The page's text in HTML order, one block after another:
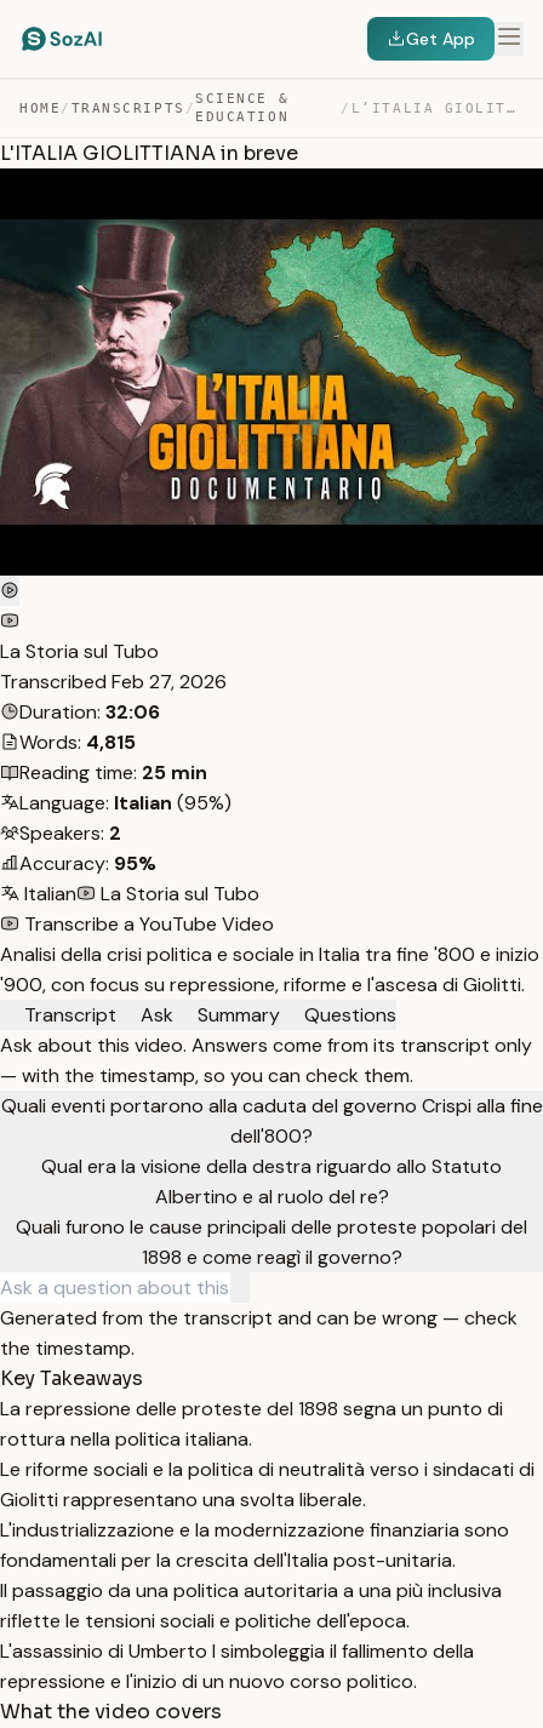
Get App
HOME / TRANSCRIPTS /
SCIENCE &
EDUCATION
/ L’ITALIA GIOLITTIANA IN BREVE — TRANSCRIPT
L'ITALIA GIOLITTIANA in breve
La Storia sul Tubo
Transcribed Feb 27, 2026
Duration: 32:06
Words: 4,815
Reading time: 25 min
Language: Italian (95%)
Speakers: 2
Accuracy: 95%
Italian
La Storia sul Tubo
Transcribe a YouTube Video
Analisi della crisi politica e sociale in Italia tra fine '800 e inizio
'900, con focus su repressione, riforme e l'ascesa di Giolitti.
Transcript
Ask Summary
Questions
Ask about this video. Answers come from its transcript only
— with the timestamp, so you can check them.
Quali eventi portarono alla caduta del governo Crispi alla fine
dell'800?
Qual era la visione della destra riguardo allo Statuto
Albertino e al ruolo del re?
Quali furono le cause principali delle proteste popolari del
1898 e come reagì il governo?
Generated from the transcript and can be wrong — check
the timestamp.
Key Takeaways
La repressione delle proteste del 1898 segna un punto di
rottura nella politica italiana.
Le riforme sociali e la politica di neutralità verso i sindacati di
Giolitti rappresentano una svolta liberale.
L'industrializzazione e la modernizzazione finanziaria sono
fondamentali per la crescita dell'Italia post-unitaria.
Il passaggio da una politica autoritaria a una più inclusiva
riflette le tensioni sociali e politiche dell'epoca.
L'assassinio di Umberto I simboleggia il fallimento della
repressione e l'inizio di un nuovo corso politico.
What the video covers